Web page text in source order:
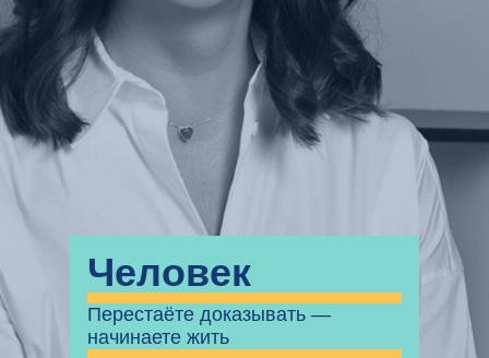
Человек
Перестаёте доказывать —
начинаете жить